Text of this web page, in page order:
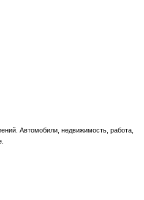
Автомобили, недвижимость, работа,